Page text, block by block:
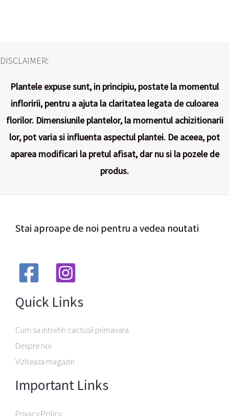
DISCLAIMER:
Plantele expuse sunt, in principiu, postate la momentul
infloririi, pentru a ajuta la claritatea legata de culoarea
florilor. Dimensiunile plantelor, la momentul achizitionarii
lor, pot varia si influenta aspectul plantei. De aceea, pot
aparea modificari la pretul afisat, dar nu si la pozele de
produs.
Stai aproape de noi pentru a vedea noutati
Quick Links
Cum sa intretin cactusii primavara
Despre noi
Viziteaza magazin
Important Links
Privacy Policy